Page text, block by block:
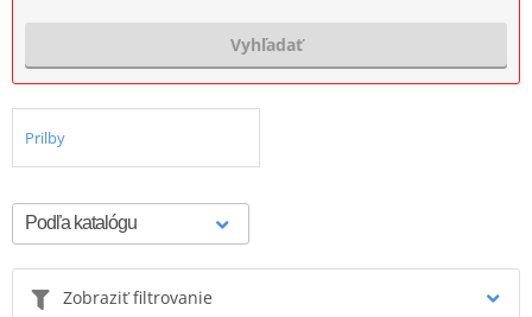
Vyhľadať
Prilby
Zobraziť filtrovanie